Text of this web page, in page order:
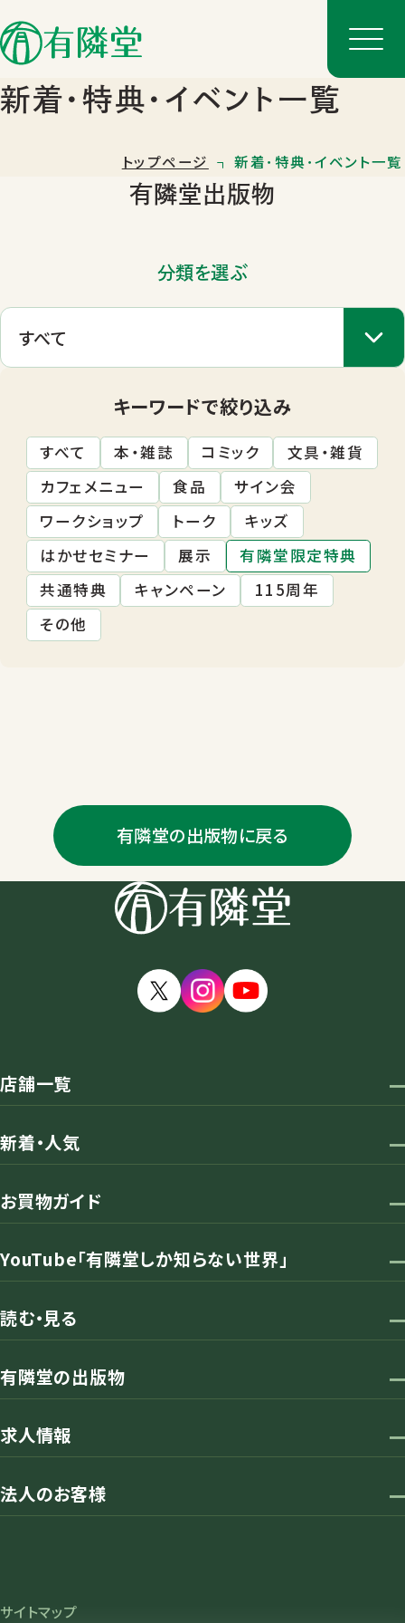
店舗一覧
新着･特典･イベント一覧
トップページ 新着･特典･イベント一覧
有隣堂出版物
分類を選ぶ
キーワードで絞り込み
すべて 本・雑誌 コミック
文具・雑貨
カフェメニュー
食品
サイン会
ワークショップ
トーク
キッズ
はかせセミナー
展示
有隣堂限定特典
共通特典
キャンペーン
115周年
その他
有隣堂の出版物に戻る
店舗一覧
新着・人気
お買物ガイド
YouTube「有隣堂しか知らない世界」
読む・見る
有隣堂の出版物
求人情報
法人のお客様
サイトマップ